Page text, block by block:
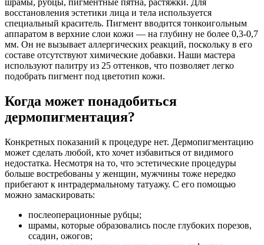
восстановления эстетики лица и тела используется
специальный краситель. Пигмент вводится тонкоигольным
аппаратом в верхние слои кожи — на глубину не более 0,3-0,7
мм. Он не вызывает аллергических реакций, поскольку в его
составе отсутствуют химические добавки. Наши мастера
используют палитру из 25 оттенков, что позволяет легко
подобрать пигмент под цветотип кожи.
Когда может понадобиться
дермопигментация?
Конкретных показаний к процедуре нет. Дермопигментацию
может сделать любой, кто хочет избавиться от видимого
недостатка. Несмотря на то, что эстетические процедуры
больше востребованы у женщин, мужчины тоже нередко
прибегают к интрадермальному татуажу. С его помощью
можно замаскировать:
послеоперационные рубцы;
шрамы, которые образовались после глубоких порезов,
ссадин, ожогов;